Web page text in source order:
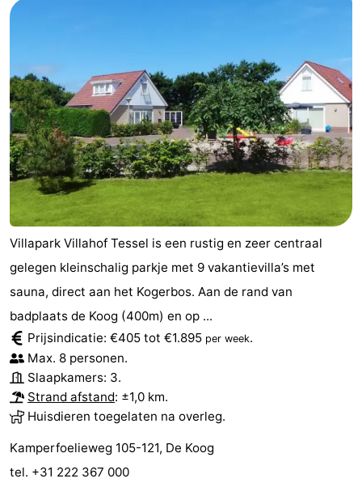
Mooiste
uitkijkpunten
Overnachten
Appartementen
-
Bosch
en
Zee
-
De
Vlijt
-
Hoeve
Holland
-
Land
en
Zeezicht
-
Strandhuys
-
Strandplevier
Bed
breakfasts)
Hotels
Villapark Villahof Tessel is een rustig en zeer centraal
gelegen kleinschalig parkje met 9 vakantievilla’s met
sauna, direct aan het Kogerbos. Aan de rand van
badplaats de Koog (400m) en op ...
Prijsindicatie: €405 tot €1.895 per week.
Max. 8 personen.
Slaapkamers: 3.
Strand afstand: ±1,0 km.
Huisdieren toegelaten na overleg.
Kamperfoelieweg 105-121, De Koog
tel. +31 222 367 000